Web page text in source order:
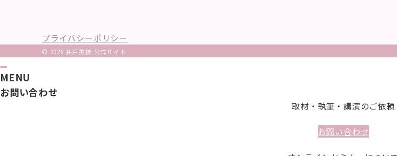
プライバシーポリシー
© 2026 井戸美枝 公式サイト
MENU
お問い合わせ
取材・執筆・講演のご依頼
お問い合わせ